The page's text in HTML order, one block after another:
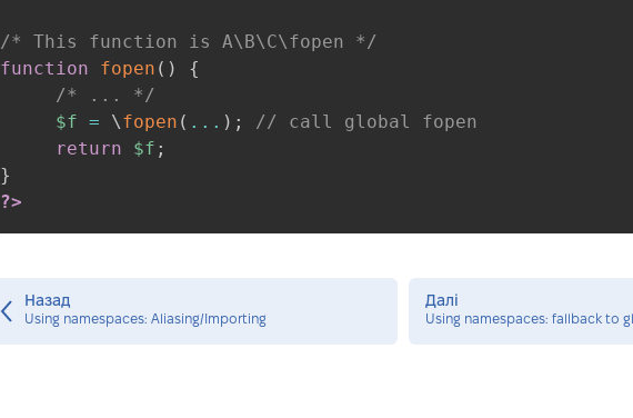
/* This function is A\B\C\fopen */
function
fopen ( )
{
/* ... */
$f = \fopen ( ... ) ;
// call global fopen
return
$f ;
}
?>
Назад
Using namespaces: Aliasing/Importing
Далі
Using namespaces: fallback to